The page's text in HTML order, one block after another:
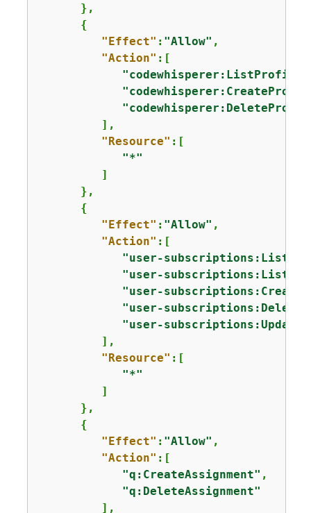
      },
{
"Effect" : "Allow" ,
"Action" :[
         ],
"Resource" :[
"*"
         ]
      },
{
"Effect" : "Allow" ,
"Action" :[
"user-
"user-
"user-
"user-
"user-
         ],
"Resource" :[
"*"
         ]
      },
{
"Effect" : "Allow" ,
"Action" :[
"q:CreateAssignment" ,
"q:DeleteAssignment"
         ],